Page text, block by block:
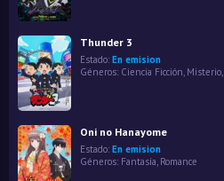
Thunder 3
Estado: En emision
Géneros: Ciencia Ficción, Misterio,
Oni no Hanayome
Estado: En emision
Géneros: Fantasía, Romance